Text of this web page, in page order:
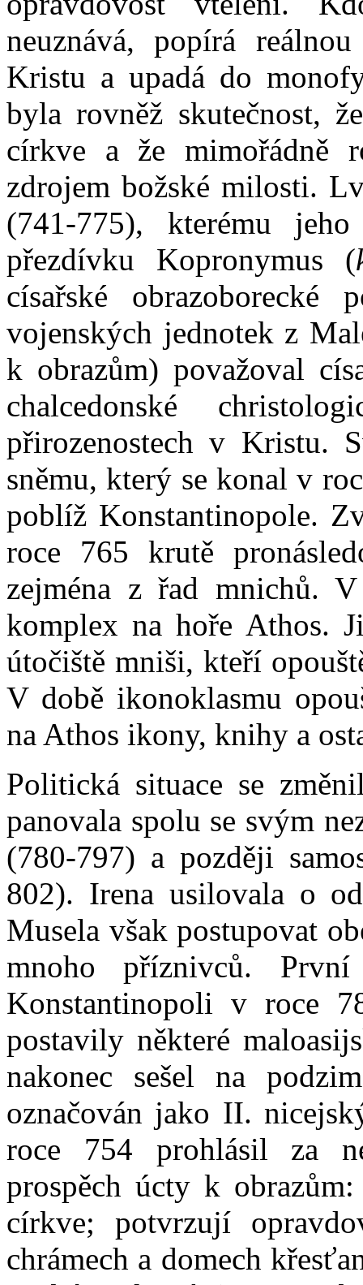
neuznává, popírá
Kristu a upadá do
byla rovněž skutečnost,
církve a že mimořádně
zdrojem božské milosti.
(741-775), kterému
přezdívku Kopronymus (
císařské obrazoborecké
vojenských jednotek z
k obrazům) považoval
chalcedonské
přirozenostech v Kristu.
sněmu, který se konal v
poblíž Konstantinopole.
roce 765 krutě
zejména z řad mnichů.
komplex na hoře Athos.
útočiště mniši, kteří
V době ikonoklasmu
na Athos ikony, knihy a
Politická situace se
panovala spolu se svým
(780-797) a později
802). Irena usilovala o
Musela však postupovat
mnoho příznivců.
Konstantinopoli v roce
postavily některé
nakonec sešel na
označován jako II.
roce 754 prohlásil za
prospěch úcty k
církve; potvrzují
chrámech a domech